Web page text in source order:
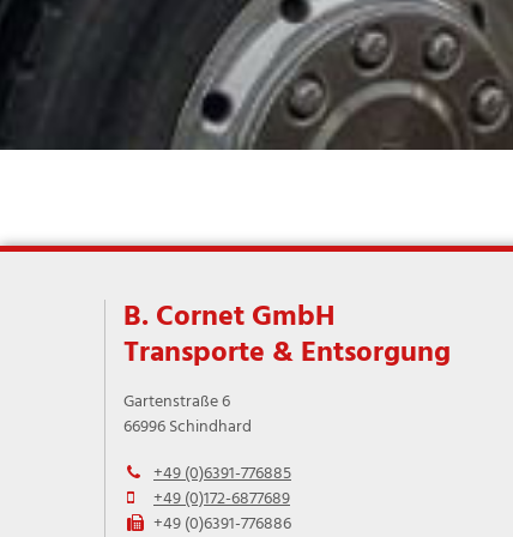
B. Cornet GmbH
Transporte & Entsorgung
Gartenstraße 6
66996 Schindhard
 +49 (0)6391-776885
 +49 (0)172-6877689
 +49 (0)6391-776886